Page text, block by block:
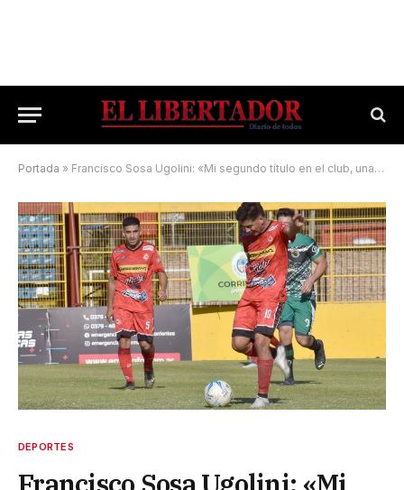
Portada » Francisco Sosa Ugolini: «Mi segundo título en el club, una alegría inmensa»
DEPORTES